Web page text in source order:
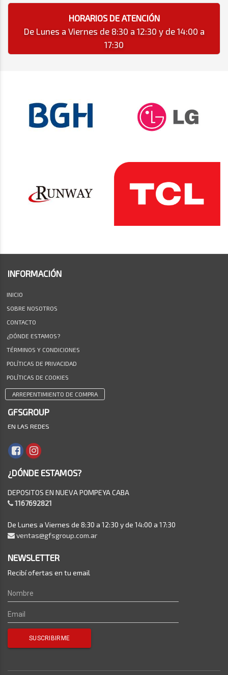
HORARIOS DE ATENCIÓN
De Lunes a Viernes de 8:30 a 12:30 y de 14:00 a
17:30
INFORMACIÓN
INICIO
SOBRE NOSOTROS
CONTACTO
¿DÓNDE ESTAMOS?
TÉRMINOS Y CONDICIONES
POLÍTICAS DE PRIVACIDAD
POLÍTICAS DE COOKIES
ARREPENTIMIENTO DE COMPRA
GFSGROUP
EN LAS REDES
¿DÓNDE ESTAMOS?
DEPOSITOS EN NUEVA POMPEYA CABA
1167692821
De Lunes a Viernes de 8:30 a 12:30 y de 14:00 a 17:30
ventas@gfsgroup.com.ar
NEWSLETTER
Recibí ofertas en tu email